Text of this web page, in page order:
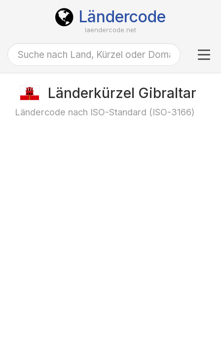
Ländercode
laendercode.net
Länderkürzel Gibraltar
Ländercode nach ISO-Standard (ISO-3166)